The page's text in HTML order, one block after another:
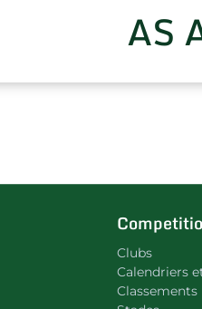
AS
Clubs
Calendriers
Classements